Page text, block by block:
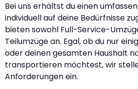
Bei uns erhältst du einen
individuell auf deine Bedürfnisse
bieten sowohl Full-Service-
Teilumzüge an. Egal, ob du nur
oder deinen gesamten Haushalt
transportieren möchtest, wir
Anforderungen ein.